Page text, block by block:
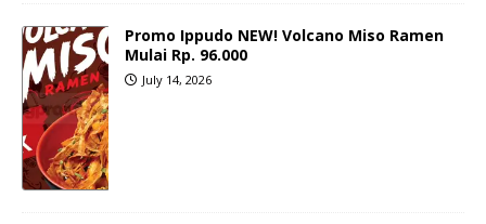
Promo Ippudo NEW! Volcano Miso Ramen
Mulai Rp. 96.000
July 14, 2026